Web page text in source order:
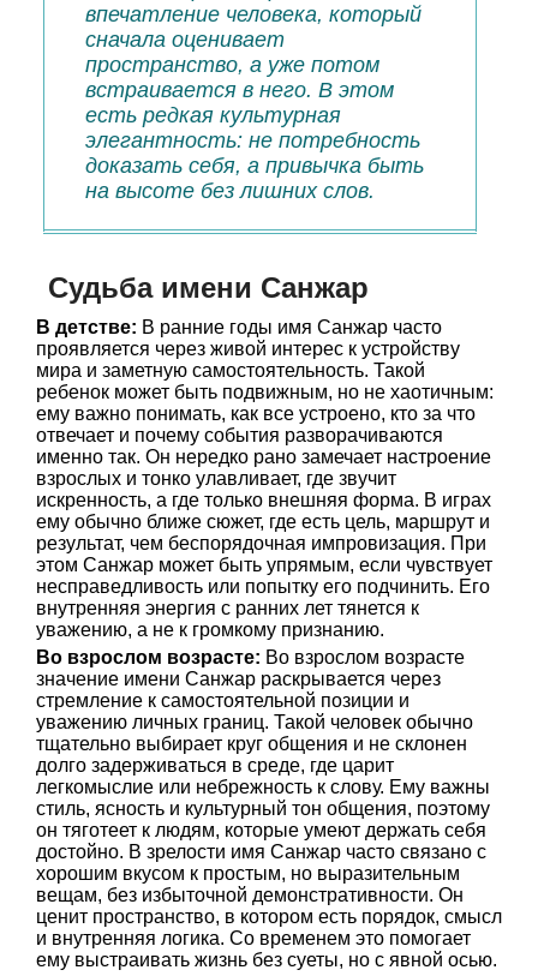
впечатление человека, который
сначала оценивает
пространство, а уже потом
встраивается в него. В этом
есть редкая культурная
элегантность: не потребность
доказать себя, а привычка быть
на высоте без лишних слов.
Судьба имени Санжар
В детстве: В ранние годы имя Санжар часто
проявляется через живой интерес к устройству
мира и заметную самостоятельность. Такой
ребенок может быть подвижным, но не хаотичным:
ему важно понимать, как все устроено, кто за что
отвечает и почему события разворачиваются
именно так. Он нередко рано замечает настроение
взрослых и тонко улавливает, где звучит
искренность, а где только внешняя форма. В играх
ему обычно ближе сюжет, где есть цель, маршрут и
результат, чем беспорядочная импровизация. При
этом Санжар может быть упрямым, если чувствует
несправедливость или попытку его подчинить. Его
внутренняя энергия с ранних лет тянется к
уважению, а не к громкому признанию.
Во взрослом возрасте: Во взрослом возрасте
значение имени Санжар раскрывается через
стремление к самостоятельной позиции и
уважению личных границ. Такой человек обычно
тщательно выбирает круг общения и не склонен
долго задерживаться в среде, где царит
легкомыслие или небрежность к слову. Ему важны
стиль, ясность и культурный тон общения, поэтому
он тяготеет к людям, которые умеют держать себя
достойно. В зрелости имя Санжар часто связано с
хорошим вкусом к простым, но выразительным
вещам, без избыточной демонстративности. Он
ценит пространство, в котором есть порядок, смысл
и внутренняя логика. Со временем это помогает
ему выстраивать жизнь без суеты, но с явной осью.